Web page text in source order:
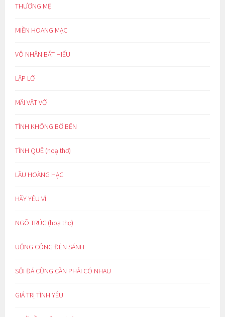
THƯƠNG MẸ
MIỀN HOANG MẠC
VÔ NHÂN BẤT HIẾU
LẬP LỜ
MÃI VẬT VỜ
TÌNH KHÔNG BỜ BẾN
TÌNH QUÊ (hoạ thơ)
LẦU HOÀNG HẠC
HÃY YÊU VÌ
NGÕ TRÚC (hoạ thơ)
UỔNG CÔNG ĐÈN SÁNH
SỎI ĐÁ CŨNG CẦN PHẢI CÓ NHAU
GIÁ TRỊ TÌNH YÊU